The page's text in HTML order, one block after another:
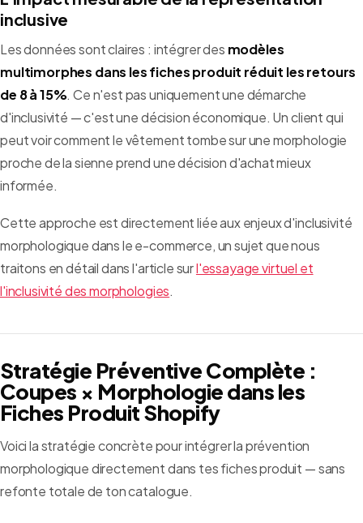
inclusive
Les données sont claires : intégrer des modèles
multimorphes dans les fiches produit réduit les retours
de 8 à 15%. Ce n'est pas uniquement une démarche
d'inclusivité — c'est une décision économique. Un client qui
peut voir comment le vêtement tombe sur une morphologie
proche de la sienne prend une décision d'achat mieux
informée.
Cette approche est directement liée aux enjeux d'inclusivité
morphologique dans le e-commerce, un sujet que nous
traitons en détail dans l'article surl'essayage virtuel et
l'inclusivité des morphologies.
Stratégie Préventive Complète :
Coupes × Morphologie dans les
Fiches Produit Shopify
Voici la stratégie concrète pour intégrer la prévention
morphologique directement dans tes fiches produit — sans
refonte totale de ton catalogue.